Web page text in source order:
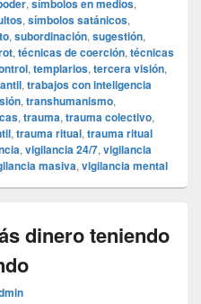
, símbolos en medios,
, símbolos satánicos,
, subordinación, sugestión,
, técnicas de coerción, técnicas
, templarios, tercera visión,
, trabajos con inteligencia
, transhumanismo,
, trauma, trauma colectivo,
, trauma ritual, trauma ritual
, vigilancia 24/7, vigilancia
masiva, vigilancia mental
dinero teniendo